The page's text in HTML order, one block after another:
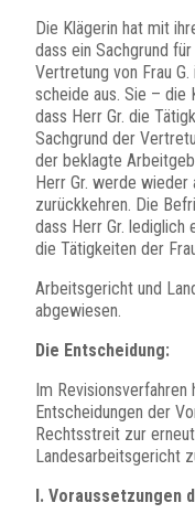
Die Klägerin hat mit
dass ein Sachgrund
Vertretung von Frau
scheide aus. Sie – die
dass Herr Gr. die
Sachgrund der
der beklagte
Herr Gr. werde
zurückkehren. Die
dass Herr Gr. lediglich
die Tätigkeiten der
Arbeitsgericht und
abgewiesen.
Die Entscheidung:
Im
Entscheidungen der
Rechtsstreit zur
Landesarbeitsgericht
I. Voraussetzungen